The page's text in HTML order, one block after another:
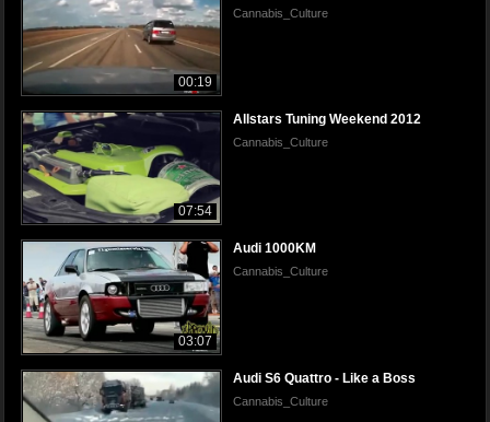
00:19
Cannabis_Culture
07:54
Allstars Tuning Weekend 2012
Cannabis_Culture
03:07
Audi 1000KM
Cannabis_Culture
Audi S6 Quattro - Like a Boss
Cannabis_Culture